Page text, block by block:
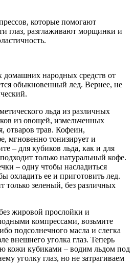
которые помогают
глаз, разглаживают морщинки и
народных средств от
обыкновенный лед. Вернее, не
льда из различных
из овощей, измельченных
отваров трав. Кофеин,
мгновенно тонизирует и
– для кубиков льда, как и для
только натуральный кофе.
– одну чтобы насладиться
охладить ее и приготовить лед.
только зеленый, без различных
жировой прослойки и
компрессами, возьмите
подсолнечного масла и слегка
внешнего уголка глаз. Теперь
кожи кубиками – водим льдом под
уголку глаз, но не затрагиваем